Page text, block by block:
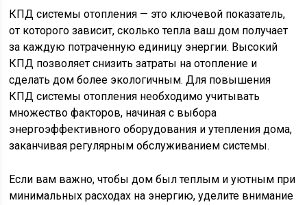
КПД системы отопления — это ключевой показатель,
от которого зависит, сколько тепла ваш дом получает
за каждую потраченную единицу энергии. Высокий
КПД позволяет снизить затраты на отопление и
сделать дом более экологичным. Для повышения
КПД системы отопления необходимо учитывать
множество факторов, начиная с выбора
энергоэффективного оборудования и утепления дома,
заканчивая регулярным обслуживанием системы.
Если вам важно, чтобы дом был теплым и уютным при
минимальных расходах на энергию, уделите внимание